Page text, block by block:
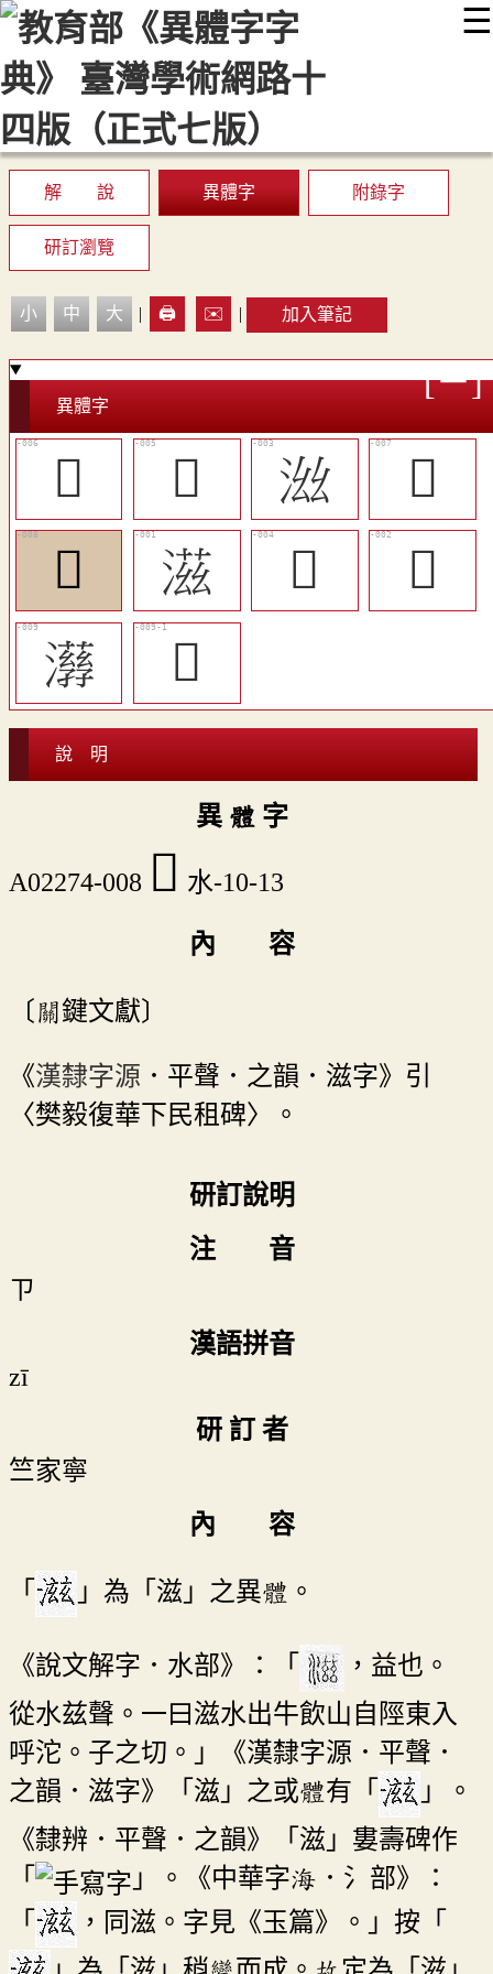
☰
::: 最新消息 常見問題 編輯說明
顯示模式
網站導覽
解 說 異體字 附錄字
研訂瀏覽
小 中 大 | 🖨️ ✉️ | 加入筆記
異體字
󳎄 󳎃 𣳯
󳎅
󳎆
滋 󳎂
𤀮
𤂇
󳎇
說 明
異 體 字
A02274-008 󳎆 水-10-13
內 容
〔關鍵文獻〕
《漢隸字源 ．平聲．之韻．滋字》引
〈樊毅復華下民租碑〉。
研訂說明
注 音
ㄗ
漢語拼音
zī
研 訂 者
竺家寧
內 容
「 」為「滋」之異體。
《說文解字．水部》：「
，益也。
從水兹聲。一曰滋水出牛飲山自陘東入
呼沱。子之切。」《漢隸字源．平聲．
之韻．滋字》「滋」之或體有「
」。
《隸辨．平聲．之韻》「滋」婁壽碑作
「
」。《中華字海．氵部》：
「
，同滋。字見《玉篇》。」按「